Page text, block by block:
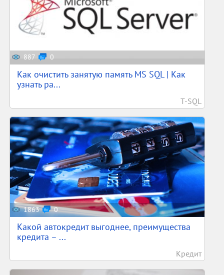
887 0
Как очистить занятую память MS SQL | Как
узнать ра...
T-SQL
1863 0
Какой автокредит выгоднее, преимущества
кредита – ...
Кредит